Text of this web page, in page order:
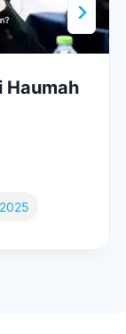
Haumah